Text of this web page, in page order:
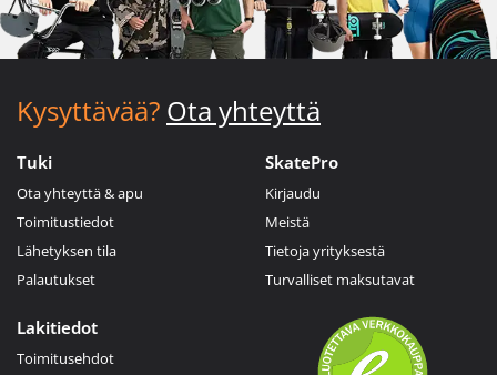
Kysyttävää? Ota yhteyttä
Tuki
Ota yhteyttä & apu
Toimitustiedot
Lähetyksen tila
Palautukset
SkatePro
Kirjaudu
Meistä
Tietoja yrityksestä
Turvalliset maksutavat
Lakitiedot
Toimitusehdot